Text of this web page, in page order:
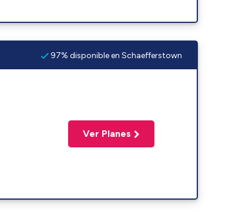
97% disponible en Schaefferstown
Ver Planes